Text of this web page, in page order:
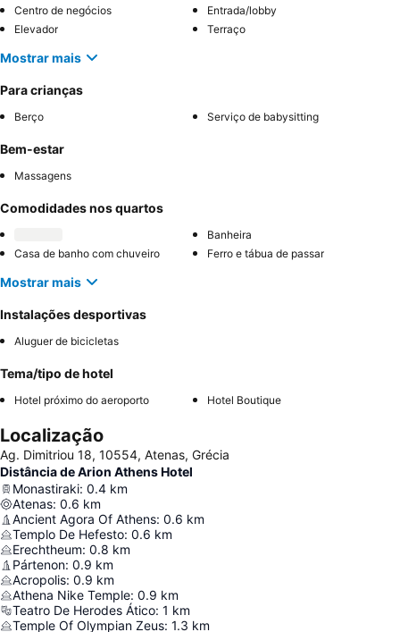
Centro de negócios
Entrada/lobby
Elevador
Terraço
Mostrar mais
Para crianças
Berço Serviço de babysitting
Bem-estar
Massagens
Comodidades nos quartos
Banheira
Casa de banho com chuveiro
Ferro e tábua de passar
Mostrar mais
Instalações desportivas
Aluguer de bicicletas
Tema/tipo de hotel
Hotel próximo do aeroporto Hotel Boutique
Localização
Ag. Dimitriou 18, 10554, Atenas, Grécia
Distância de Arion Athens Hotel
Monastiraki: 0.4 km
Atenas: 0.6 km
Ancient Agora Of Athens: 0.6 km
Templo De Hefesto: 0.6 km
Erechtheum: 0.8 km
Pártenon: 0.9 km
Acropolis: 0.9 km
Athena Nike Temple: 0.9 km
Teatro De Herodes Ático: 1 km
Temple Of Olympian Zeus: 1.3 km